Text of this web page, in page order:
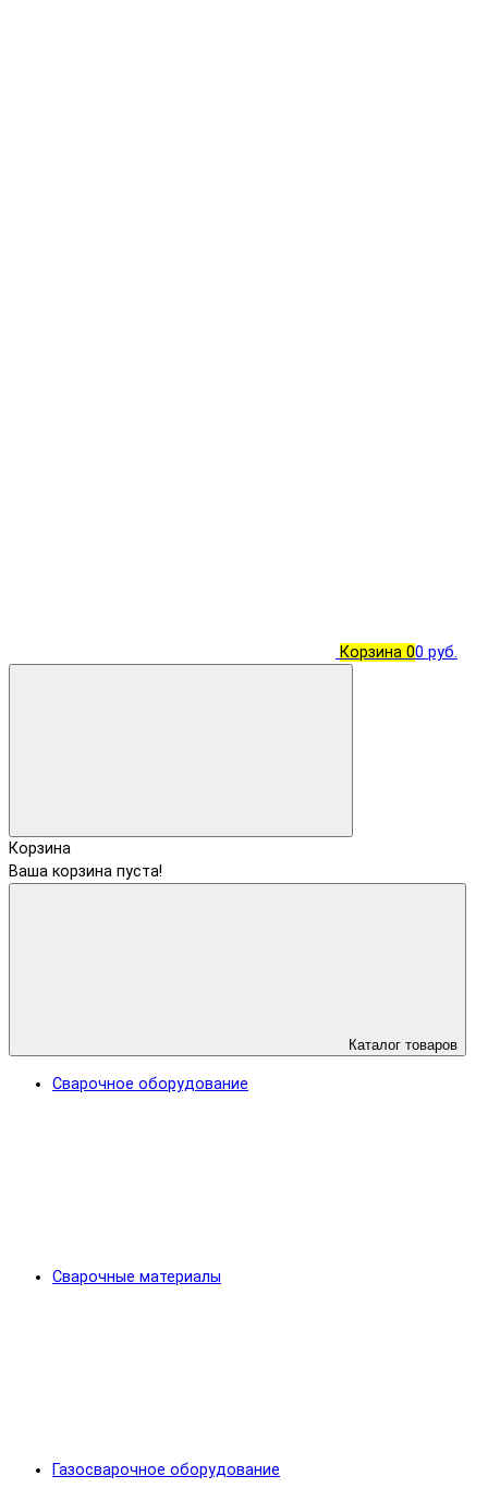
Корзина 00 руб.
Корзина
Ваша корзина пуста!
Каталог товаров
Сварочное оборудование
Сварочные материалы
Газосварочное оборудование